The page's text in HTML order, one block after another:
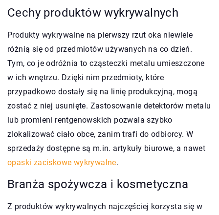
Cechy produktów wykrywalnych
Produkty wykrywalne na pierwszy rzut oka niewiele
różnią się od przedmiotów używanych na co dzień.
Tym, co je odróżnia to cząsteczki metalu umieszczone
w ich wnętrzu. Dzięki nim przedmioty, które
przypadkowo dostały się na linię produkcyjną, mogą
zostać z niej usunięte. Zastosowanie detektorów metalu
lub promieni rentgenowskich pozwala szybko
zlokalizować ciało obce, zanim trafi do odbiorcy. W
sprzedaży dostępne są m.in. artykuły biurowe, a nawet
opaski zaciskowe wykrywalne.
Branża spożywcza i kosmetyczna
Z produktów wykrywalnych najczęściej korzysta się w